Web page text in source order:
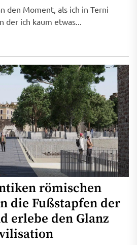
den Moment, als ich in Terni
der ich kaum etwas...
römischen
die Fußstapfen der
erlebe den Glanz